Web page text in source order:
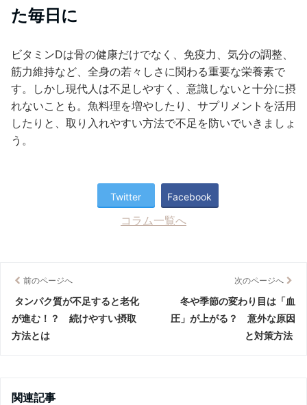
た毎日に
ビタミンDは骨の健康だけでなく、免疫力、気分の調整、
筋力維持など、全身の若々しさに関わる重要な栄養素で
す。しかし現代人は不足しやすく、意識しないと十分に摂
れないことも。魚料理を増やしたり、サプリメントを活用
したりと、取り入れやすい方法で不足を防いでいきましょ
う。
Twitter Facebook
コラム一覧へ
前のページへ
タンパク質が不足すると老化
が進む！？ 続けやすい摂取
方法とは
次のページへ
冬や季節の変わり目は「血
圧」が上がる？ 意外な原因
と対策方法
関連記事